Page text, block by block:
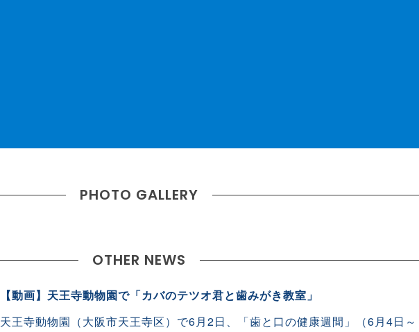
PHOTO GALLERY
OTHER NEWS
【動画】天王寺動物園で「カバのテツオ君と歯みがき教室」
天王寺動物園（大阪市天王寺区）で6月2日、「歯と口の健康週間」（6月4日～